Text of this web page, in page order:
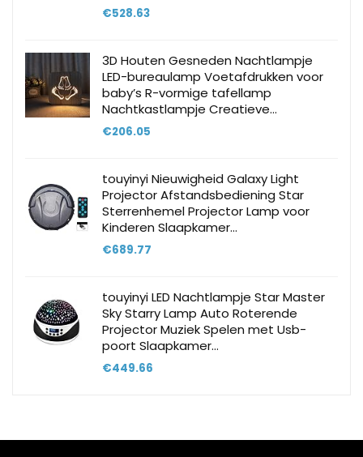
€528.63
3D Houten Gesneden Nachtlampje
LED-bureaulamp Voetafdrukken voor
baby’s R-vormige tafellamp
Nachtkastlampje Creatieve…
€206.05
touyinyi Nieuwigheid Galaxy Light
Projector Afstandsbediening Star
Sterrenhemel Projector Lamp voor
Kinderen Slaapkamer…
€689.77
touyinyi LED Nachtlampje Star Master
Sky Starry Lamp Auto Roterende
Projector Muziek Spelen met Usb-
poort Slaapkamer…
€449.66